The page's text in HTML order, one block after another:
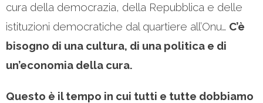
cura della democrazia, della Repubblica e delle
istituzioni democratiche dal quartiere all’Onu… C’è
bisogno di una cultura, di una politica e di
un’economia della cura.
Questo è il tempo in cui tutti e tutte dobbiamo